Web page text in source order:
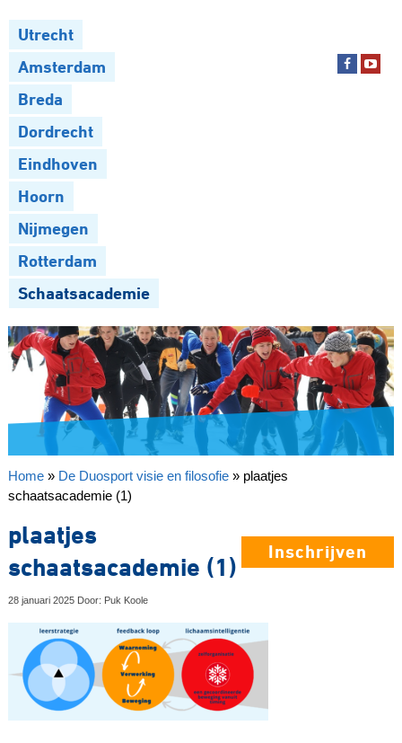
Utrecht
Amsterdam
Breda
Dordrecht
Eindhoven
Hoorn
Nijmegen
Rotterdam
Schaatsacademie
Home» De Duosport visie en filosofie» plaatjes
schaatsacademie (1)
Inschrijven
plaatjes
schaatsacademie (1)
28 januari 2025 Door: Puk Koole